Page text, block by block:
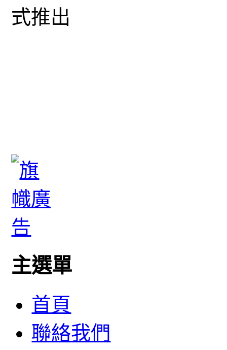
式推出
主選單
首頁
聯絡我們